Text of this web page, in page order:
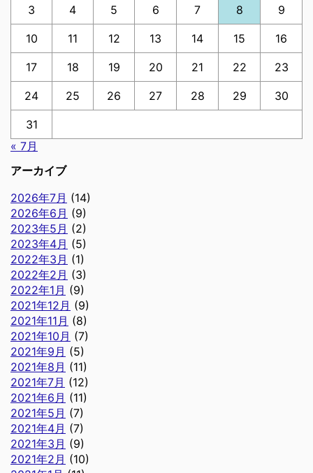
3 4 5 6 7 8 9
10 11 12 13 14 15 16
17 18 19 20 21 22 23
24 25 26 27 28 29 30
31
« 7月
アーカイブ
2026年7月 (14)
2026年6月 (9)
2023年5月 (2)
2023年4月 (5)
2022年3月 (1)
2022年2月 (3)
2022年1月 (9)
2021年12月 (9)
2021年11月 (8)
2021年10月 (7)
2021年9月 (5)
2021年8月 (11)
2021年7月 (12)
2021年6月 (11)
2021年5月 (7)
2021年4月 (7)
2021年3月 (9)
2021年2月 (10)